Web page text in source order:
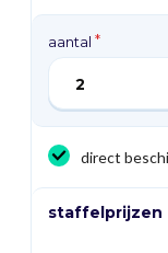
staffelprijzen
aantal
direct